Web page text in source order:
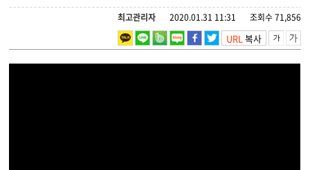
조회수 71,856
2020.01.31 11:31
최고관리자
URL복사